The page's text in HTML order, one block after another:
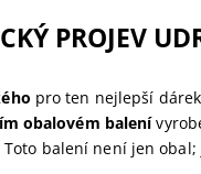
PROJEV
pro ten nejlepší
obalovém balení
Toto balení není jen obal;